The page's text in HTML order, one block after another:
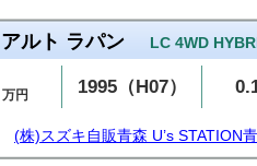
アルト ラパン LC 4WD
万円 1995（H07）
(株)スズキ自販青森 U’s STATION